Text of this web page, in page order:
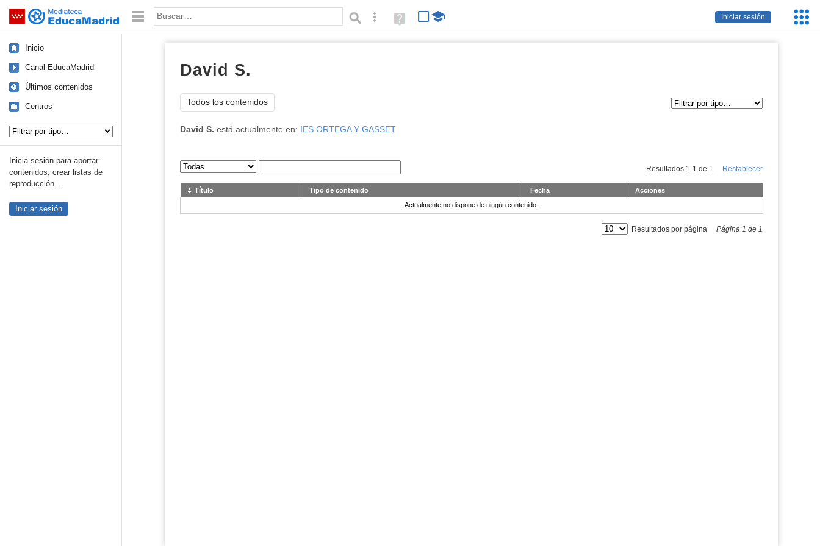
Saltar navegación
Iniciar sesión
Palabra o frase: Búsqueda avanzada
Ayuda
(en
Inicio
Canal EducaMadrid
Últimos contenidos
Centros
Inicia sesión para aportar
contenidos, crear listas de
reproducción...
Iniciar sesión
David S.
Todos los contenidos
David S. está actualmente en: IES ORTEGA Y GASSET
Sus archivos Resultados 1 -1 de 1 Restablecer
Título Tipo de contenido Fecha
Acciones
Actualmente no dispone de ningún contenido.
Resultados por página Página 1 de 1